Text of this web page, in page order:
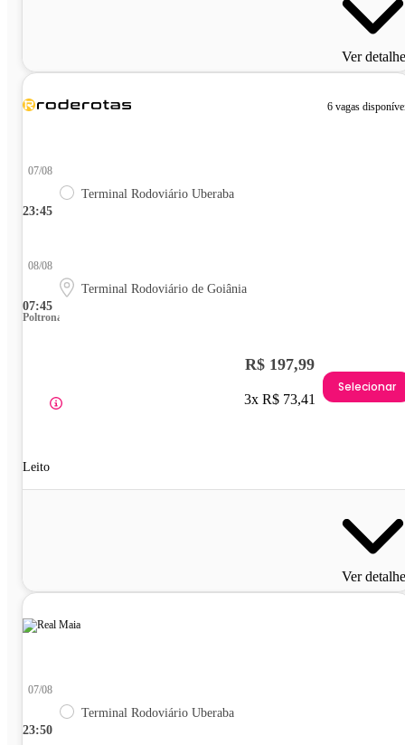
Ver
6 vagas
23:45
07/08
Terminal Rodoviário Uberaba
07:45
08/08
Terminal Rodoviário de Goiânia
Poltrona
Leito
R$ 197,99
3x R$ 73,41
Selecionar
Ver
23:50
07/08
Terminal Rodoviário Uberaba